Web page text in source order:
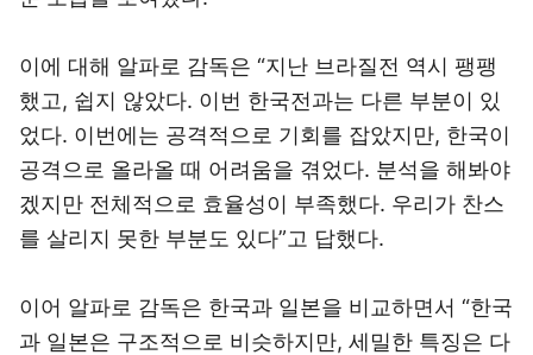
이에 대해 알파로 감독은 “지난 브라질전 역시 팽팽
했고, 쉽지 않았다. 이번 한국전과는 다른 부분이 있
었다. 이번에는 공격적으로 기회를 잡았지만, 한국이
공격으로 올라올 때 어려움을 겪었다. 분석을 해봐야
겠지만 전체적으로 효율성이 부족했다. 우리가 찬스
를 살리지 못한 부분도 있다”고 답했다.
이어 알파로 감독은 한국과 일본을 비교하면서 “한국
과 일본은 구조적으로 비슷하지만, 세밀한 특징은 다